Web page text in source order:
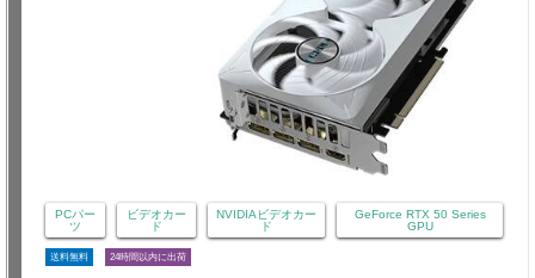
PCパー
ツ
ビデオカー
ド
NVIDIAビデオカー
ド
GeForce RTX 50 Series
GPU
送料無料 24時間以内に出荷